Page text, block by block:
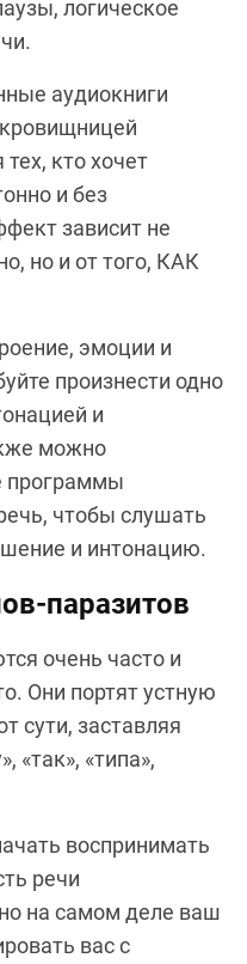
логическое
аудиокниги
кто хочет
и без
зависит не
но и от того, КАК
эмоции и
произнести одно
и
можно
программы
чтобы слушать
и интонацию.
паразитов
очень часто и
Они портят устную
сути, заставляя
«так», «типа»,
воспринимать
речи
на самом деле ваш
вас с